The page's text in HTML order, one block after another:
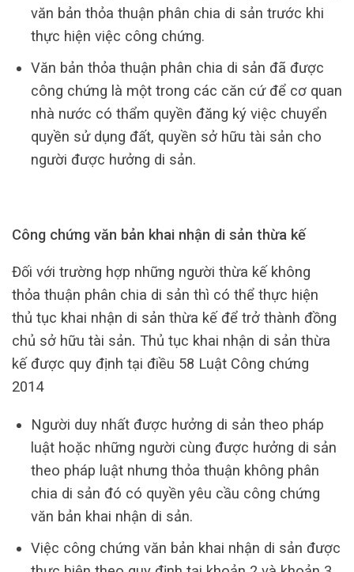
văn bản thỏa thuận phân chia di sản trước khi
thực hiện việc công chứng.
Văn bản thỏa thuận phân chia di sản đã được
công chứng là một trong các căn cứ để cơ quan
nhà nước có thẩm quyền đăng ký việc chuyển
quyền sử dụng đất, quyền sở hữu tài sản cho
người được hưởng di sản.
Công chứng văn bản khai nhận di sản thừa kế
Đối với trường hợp những người thừa kế không
thỏa thuận phân chia di sản thì có thể thực hiện
thủ tục khai nhận di sản thừa kế để trở thành đồng
chủ sở hữu tài sản. Thủ tục khai nhận di sản thừa
kế được quy định tại điều 58 Luật Công chứng
2014
Người duy nhất được hưởng di sản theo pháp
luật hoặc những người cùng được hưởng di sản
theo pháp luật nhưng thỏa thuận không phân
chia di sản đó có quyền yêu cầu công chứng
văn bản khai nhận di sản.
Việc công chứng văn bản khai nhận di sản được